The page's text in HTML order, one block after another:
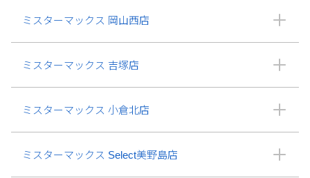
ミスターマックス 岡山西店
ミスターマックス 吉塚店
ミスターマックス 小倉北店
ミスターマックス Select美野島店